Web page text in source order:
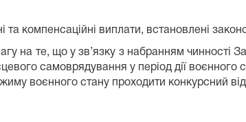
та компенсаційні виплати, встановлені
на те, що у зв’язку з набранням чинності
самоврядування у період дії
воєнного стану проходити конкурсний